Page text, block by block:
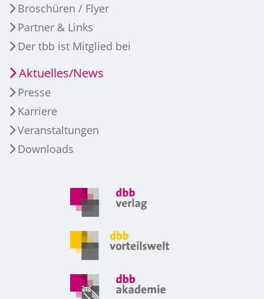
Broschüren / Flyer
Partner & Links
Der tbb ist Mitglied bei
Aktuelles/News
Presse
Karriere
Veranstaltungen
Downloads